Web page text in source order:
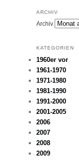
ARCHIV
Archiv
KATEGORIEN
1960er vor
1961-1970
1971-1980
1981-1990
1991-2000
2001-2005
2006
2007
2008
2009